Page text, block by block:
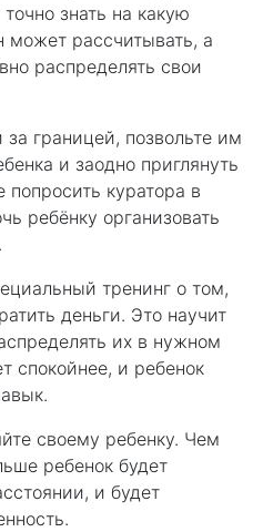
знать на какую
рассчитывать, а
распределять свои
границей, позвольте им
и заодно приглянуть
куратора в
ребёнку организовать
тренинг о том,
деньги. Это научит
их в нужном
спокойнее, и ребенок
своему ребенку. Чем
ребенок будет
и будет